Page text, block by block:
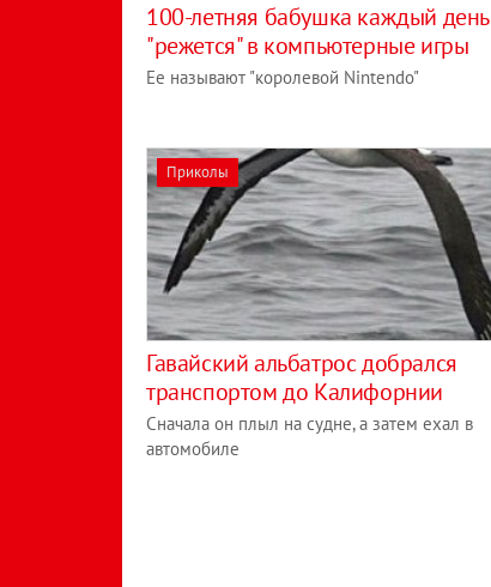
100-летняя бабушка каждый день
"режется" в компьютерные игры
Ее называют "королевой Nintendo"
Приколы
Гавайский альбатрос добрался
транспортом до Калифорнии
Сначала он плыл на судне, а затем ехал в
автомобиле